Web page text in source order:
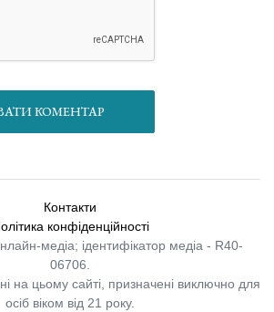
ОПУБЛІКУВАТИ КОМЕНТАР
Контакти
конфіденційності
медіа; ідентифікатор медіа - R40-
06706.
на цьому сайті, призначені виключно для
осіб віком від 21 року.